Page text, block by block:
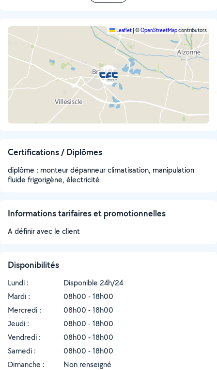
Leaflet ©OpenStreetMapcontributors
Certifications / Diplômes
diplôme : monteur dépanneur climatisation, manipulation
fluide frigorigène, électricité
Informations tarifaires et promotionnelles
A définir avec le client
Disponibilités
Lundi :
Disponible 24h/24
Mardi :
08h00 - 18h00
Mercredi :
08h00 - 18h00
Jeudi :
08h00 - 18h00
Vendredi :
08h00 - 18h00
Samedi :
08h00 - 18h00
Dimanche :
Non renseigné